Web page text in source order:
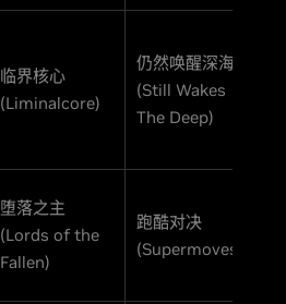
临界核心
(Liminalcore)
仍然唤醒深海
(Still Wakes
The Deep)
堕落之主
(Lords of the
Fallen)
跑酷对决
(Supermoves)